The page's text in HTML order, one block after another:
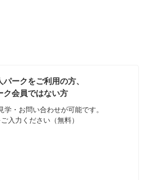
ークをご利用の方、
ク会員ではない方
・お問い合わせが可能です。
入力ください（無料）